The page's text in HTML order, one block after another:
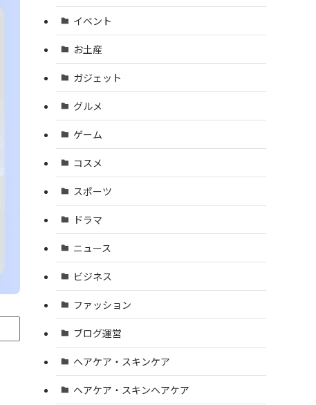
イベント
お土産
ガジェット
グルメ
ゲーム
コスメ
スポーツ
ドラマ
ニュース
ビジネス
ファッション
ブログ運営
ヘアケア・スキンケア
ヘアケア・スキンヘアケア